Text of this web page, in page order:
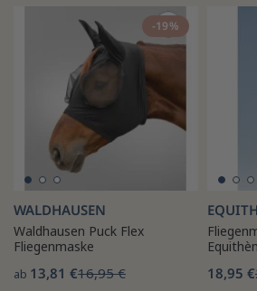
-19%
WALDHAUSEN
Waldhausen Puck Flex
Fliegenmaske
ab 13,81 €16,95 €
18,95 €